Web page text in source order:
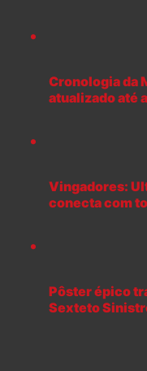
Cronologia da
atualizado até
Vingadores:
conecta com
Pôster épico
Sexteto